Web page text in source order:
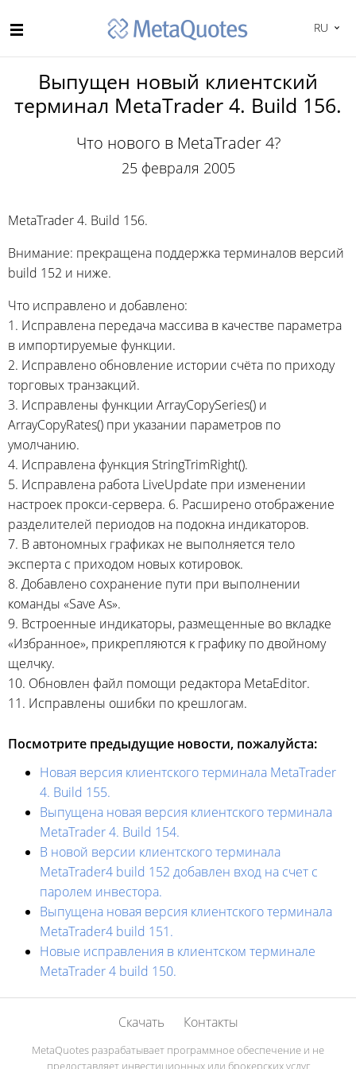
RU
Выпущен новый клиентский
терминал MetaTrader 4. Build 156.
Что нового в MetaTrader 4?
25 февраля 2005
MetaTrader 4. Build 156.
Внимание: прекращена поддержка терминалов версий
build 152 и ниже.
Что исправлено и добавлено:
1. Исправлена передача массива в качестве параметра
в импортируемые функции.
2. Исправлено обновление истории счёта по приходу
торговых транзакций.
3. Исправлены функции ArrayCopySeries() и
ArrayCopyRates() при указании параметров по
умолчанию.
4. Исправлена функция StringTrimRight().
5. Исправлена работа LiveUpdate при изменении
настроек прокси-сервера. 6. Расширено отображение
разделителей периодов на подокна индикаторов.
7. В автономных графиках не выполняется тело
эксперта с приходом новых котировок.
8. Добавлено сохранение пути при выполнении
команды «Save As».
9. Встроенные индикаторы, размещенные во вкладке
«Избранное», прикрепляются к графику по двойному
щелчку.
10. Обновлен файл помощи редактора MetaEditor.
11. Исправлены ошибки по крешлогам.
Посмотрите предыдущие новости, пожалуйста:
Новая версия клиентского терминала MetaTrader
4. Build 155.
Выпущена новая версия клиентского терминала
MetaTrader 4. Build 154.
В новой версии клиентского терминала
MetaTrader4 build 152 добавлен вход на счет с
паролем инвестора.
Выпущена новая версия клиентского терминала
MetaTrader4 build 151.
Новые исправления в клиентском терминале
MetaTrader 4 build 150.
Скачать Контакты
MetaQuotes разрабатывает программное обеспечение и не
предоставляет инвестиционных или брокерских услуг